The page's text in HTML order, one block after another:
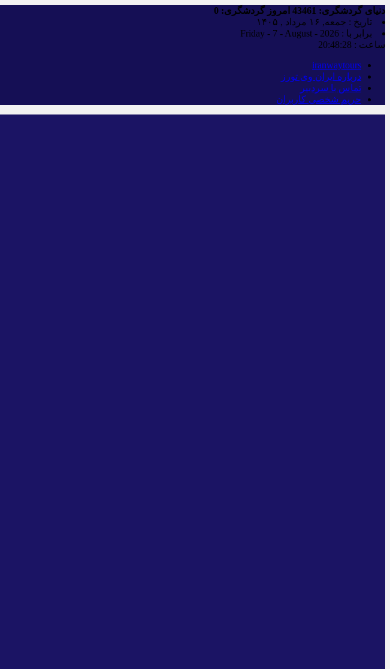
دنیای گردشگری: امروز گردشگری:
تاریخ : جمعه, ۱۶ مرداد , ۱۴۰۵
برابر با : Friday - 7 - August - 2026
ساعت : 20:48:29
iranwaytours
درباره ایران وی تورز
تماس با سردبیر
حریم شخصی کاربران